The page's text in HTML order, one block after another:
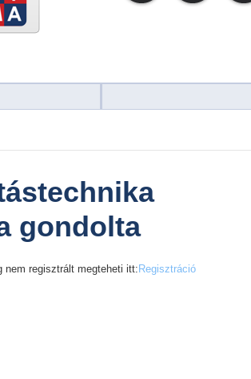
gondolta
nem regisztrált megteheti itt:Regisztráció